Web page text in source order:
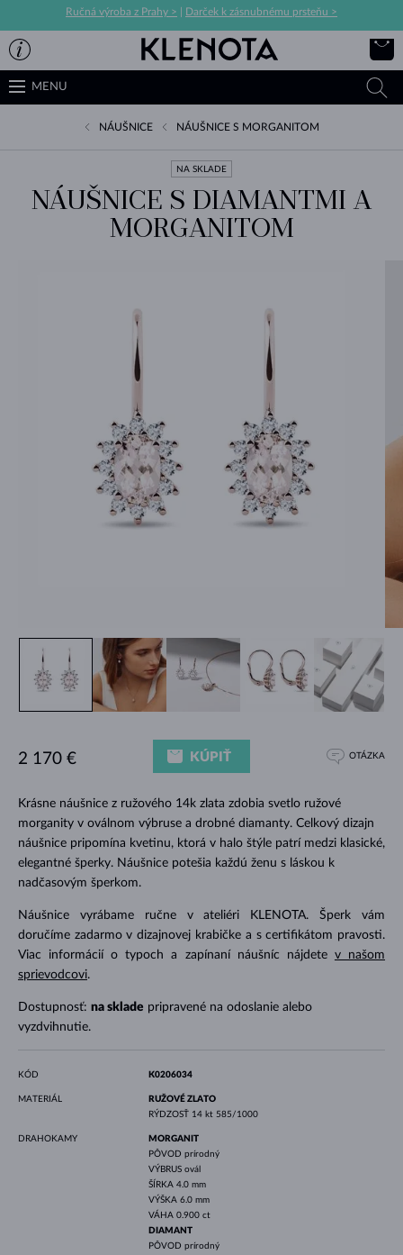
Ručná výroba z Prahy > Darček k zásnubnému prsteňu >
MENU
NÁUŠNICE NÁUŠNICE S MORGANITOM
NA SKLADE
NÁUŠNICE S DIAMANTMI A
MORGANITOM
Krásne náušnice z ružového 14k zlata zdobia svetlo ružové
morganity v oválnom výbruse a drobné diamanty. Celkový dizajn
náušnice pripomína kvetinu, ktorá v halo štýle patrí medzi klasické,
elegantné šperky. Náušnice potešia každú ženu s láskou k
nadčasovým šperkom.
Náušnice vyrábame ručne v ateliéri KLENOTA. Šperk vám
doručíme zadarmo v dizajnovej krabičke a s certifikátom pravosti.
Viac informácií o typoch a zapínaní náušníc nájdete v našom
sprievodcovi.
Dostupnosť: na sklade pripravené na odoslanie alebo
vyzdvihnutie.
2 170 € KÚPIŤ OTÁZKA
KÓD K0206034
MATERIÁL
RUŽOVÉ ZLATO
RÝDZOSŤ 14 kt 585/1000
DRAHOKAMY
MORGANIT
PÔVOD prírodný
VÝBRUS ovál
ŠÍRKA 4.0 mm
VÝŠKA 6.0 mm
VÁHA 0.900 ct
DIAMANT
PÔVOD prírodný